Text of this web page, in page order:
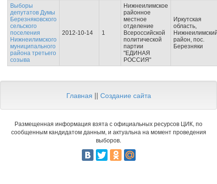
Выборы
депутатов Думы
Березняковского
сельского
поселения
Нижнеилимского
муниципального
района третьего
созыва
2012-10-14 1
Нижнеилимское
районное
местное
отделение
Всероссийской
политической
партии
"ЕДИНАЯ
РОССИЯ"
Иркутская
область,
район, пос.
Березняки
Главная || Создание сайта
Размещенная информация взята с официальных ресурсов ЦИК, по
сообщенным кандидатом данным, и актуальна на момент проведения
выборов.